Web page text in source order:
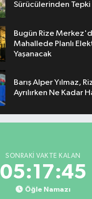
Sürücülerinden Tepki
Bugün Rize
Mahallede Planlı
Yaşanacak
Barış Alper Yılmaz,
Ayrılırken Ne Kadar
SONRAKI VAKTE KALAN
05:17:44
Öğle Namazı